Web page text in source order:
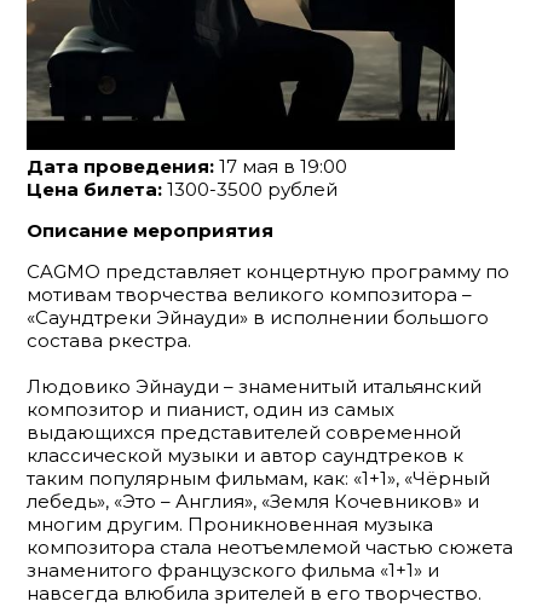
Дата проведения: 17 мая в 19:00
Цена билета: 1300-3500 рублей
Описание мероприятия
CAGMO представляет концертную программу по
мотивам творчества великого композитора –
«Саундтреки Эйнауди» в исполнении большого
состава ркестра.
Людовико Эйнауди – знаменитый итальянский
композитор и пианист, один из самых
выдающихся представителей современной
классической музыки и автор саундтреков к
таким популярным фильмам, как: «1+1», «Чёрный
лебедь», «Это – Англия», «Земля Кочевников» и
многим другим. Проникновенная музыка
композитора стала неотъемлемой частью сюжета
знаменитого французского фильма «1+1» и
навсегда влюбила зрителей в его творчество.